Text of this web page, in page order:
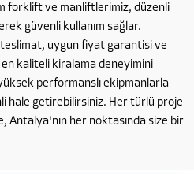
forklift ve manliftlerimiz, düzenli
güvenli kullanım sağlar.
teslimat, uygun fiyat garantisi ve
kaliteli kiralama deneyimini
performanslı ekipmanlarla
hale getirebilirsiniz. Her türlü proje
Antalya'nın her noktasında size bir